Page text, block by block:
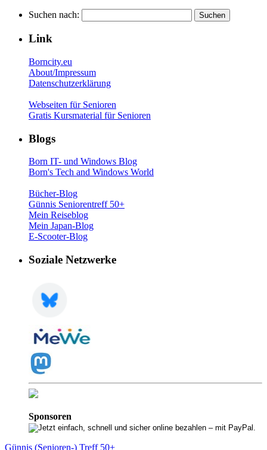
Suchen nach:
Link
Borncity.eu
About/Impressum
Datenschutzerklärung
Webseiten für Senioren
Gratis Kursmaterial für Senioren
Blogs
Born IT- und Windows Blog
Born's Tech and Windows World
Bücher-Blog
Günnis Seniorentreff 50+
Mein Reiseblog
Mein Japan-Blog
E-Scooter-Blog
Soziale Netzwerke
Sponsoren
Günnis (Senioren-) Treff 50+